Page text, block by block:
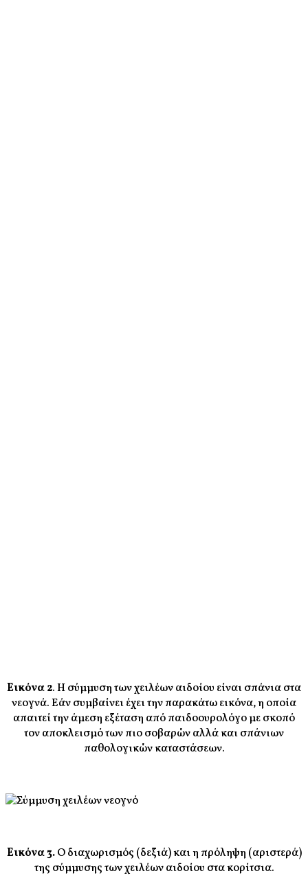
Εικόνα 2. Η σύμμυση των χειλέων αιδοίου είναι σπάνια στα
νεογνά. Εάν συμβαίνει έχει την παρακάτω εικόνα, η οποία
απαιτεί την άμεση εξέταση από παιδοουρολόγο με σκοπό
τον αποκλεισμό των πιο σοβαρών αλλά και σπάνιων
παθολογικών καταστάσεων.
Εικόνα 3.Ο διαχωρισμός (δεξιά) και η πρόληψη (αριστερά)
της σύμμυσης των χειλέων αιδοίου στα κορίτσια.